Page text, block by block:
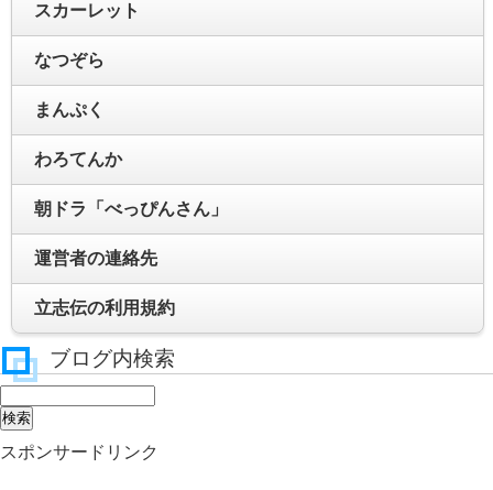
スカーレット
なつぞら
まんぷく
わろてんか
朝ドラ「べっぴんさん」
運営者の連絡先
立志伝の利用規約
ブログ内検索
スポンサードリンク